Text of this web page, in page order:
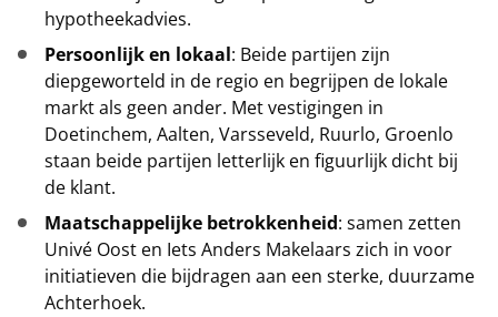
hypotheekadvies.
Persoonlijk en lokaal: Beide partijen zijn
diepgeworteld in de regio en begrijpen de lokale
markt als geen ander. Met vestigingen in
Doetinchem, Aalten, Varsseveld, Ruurlo, Groenlo
staan beide partijen letterlijk en figuurlijk dicht bij
de klant.
Maatschappelijke betrokkenheid: samen zetten
Univé Oost en Iets Anders Makelaars zich in voor
initiatieven die bijdragen aan een sterke, duurzame
Achterhoek.